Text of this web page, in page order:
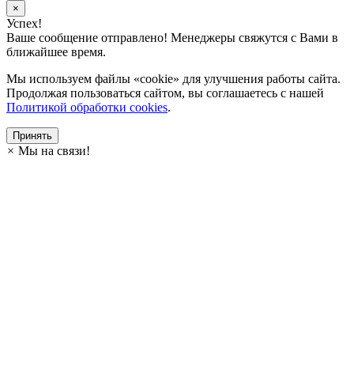
×
Успех!
Ваше сообщение отправлено! Менеджеры свяжутся с Вами в
ближайшее время.
Мы используем файлы «cookie» для улучшения работы сайта.
Продолжая пользоваться сайтом, вы соглашаетесь с нашей
Политикой обработки cookies.
Принять
× Мы на связи!